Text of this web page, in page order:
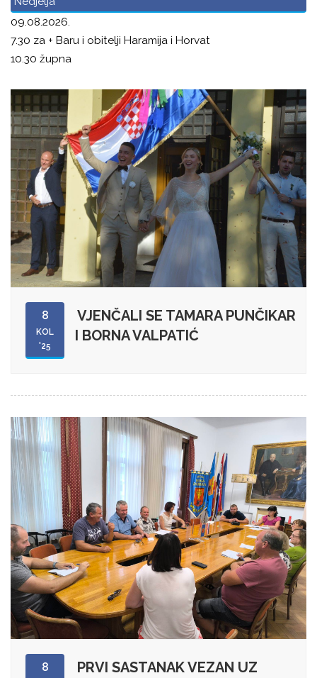
09.08.2026.
7.30 za + Baru i obitelji Haramija i Horvat
10.30 župna
8
KOL
'25
VJENČALI SE TAMARA PUNČIKAR
I BORNA VALPATIĆ
8
PRVI SASTANAK VEZAN UZ